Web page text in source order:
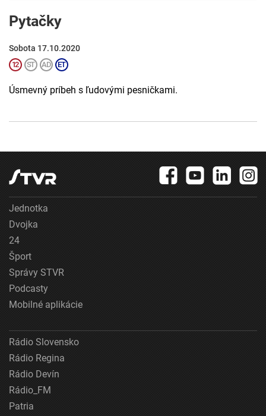
Pytačky
Sobota 17.10.2020
Úsmevný príbeh s ľudovými pesničkami.
Jednotka
Dvojka
24
Šport
Správy STVR
Podcasty
Mobilné aplikácie
Rádio Slovensko
Rádio Regina
Rádio Devín
Rádio_FM
Patria